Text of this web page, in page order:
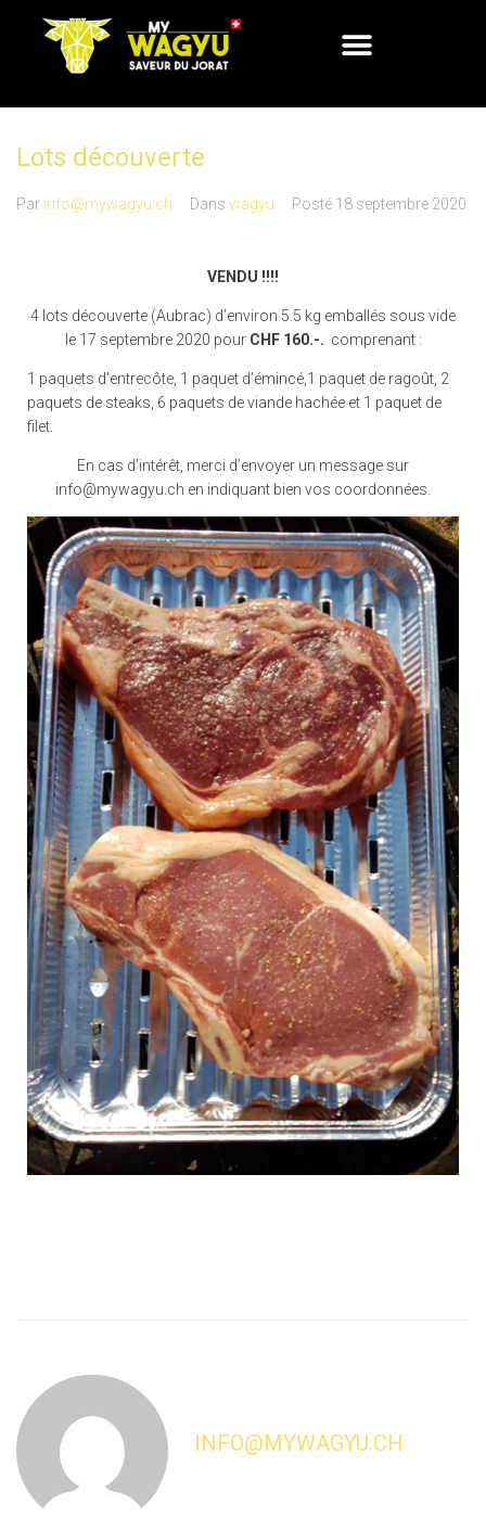
Lots découverte
Par info@mywagyu.ch Dans wagyu Posté 18 septembre 2020
VENDU !!!!
4 lots découverte (Aubrac) d’environ 5.5 kg emballés sous vide
le 17 septembre 2020 pour CHF 160.-. comprenant :
1 paquets d’entrecôte, 1 paquet d’émincé,1 paquet de ragoût, 2
paquets de steaks, 6 paquets de viande hachée et 1 paquet de
filet.
En cas d’intérêt, merci d’envoyer un message sur
info@mywagyu.ch en indiquant bien vos coordonnées.
INFO@MYWAGYU.CH